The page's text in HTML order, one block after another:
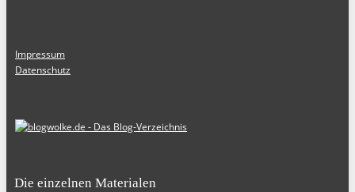
Impressum
Datenschutz
Die einzelnen Materialen